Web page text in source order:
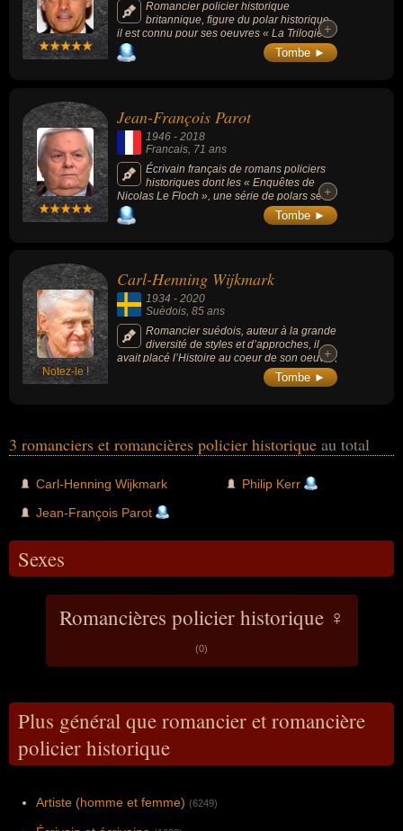
anglais, francais ou suèdois par exemple.
Romancier policier historique
britannique, figure du polar historique,
il est connu pour ses oeuvres « La Trilogie
berlinoise » (1989-1991, ou « Bernie
Gunther », une série romanesque située
flamme » (2010).
+
+
Tombe ►
Jean-François Parot
1946 - 2018
Francais , 71 ans
Écrivain français de romans policiers
historiques dont les « Enquêtes de
Nicolas Le Floch », une série de polars se
déroulant dans le Paris du XVIIIe siècle où
Nicolas Le Floch est un fin limier du siècle
+
+
Tombe ►
Notez-le !
Carl-Henning Wijkmark
1934 - 2020
Suèdois, 85 ans
Romancier suédois, auteur à la grande
diversité de styles et d’approches, il
avait placé l’Histoire au coeur de son oeuvre,
créant une tension permanente entre passé
+
+
Tombe ►
3 romanciers et romancières policier historique au total
Carl-Henning Wijkmark
Jean-François Parot
Philip Kerr
Sexes
Romancières policier historique ♀
(0)
Plus général que romancier et romancière
policier historique
Artiste (homme et femme) (6249)